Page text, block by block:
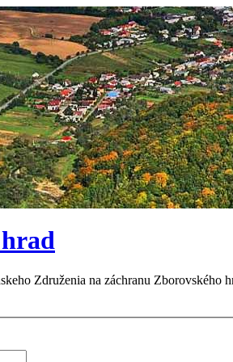
Združenia na záchranu Zborovského